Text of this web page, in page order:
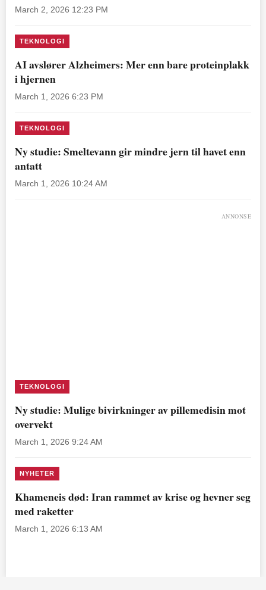
March 2, 2026 12:23 PM
TEKNOLOGI
AI avslører Alzheimers: Mer enn bare proteinplakk
i hjernen
March 1, 2026 6:23 PM
TEKNOLOGI
Ny studie: Smeltevann gir mindre jern til havet enn
antatt
March 1, 2026 10:24 AM
ANNONSE
TEKNOLOGI
Ny studie: Mulige bivirkninger av pillemedisin mot
overvekt
March 1, 2026 9:24 AM
NYHETER
Khameneis død: Iran rammet av krise og hevner seg
med raketter
March 1, 2026 6:13 AM